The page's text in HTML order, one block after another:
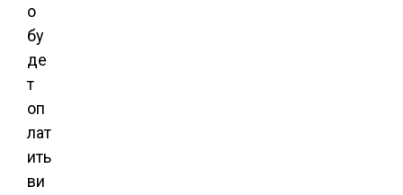
о
бу
де
т
оп
лат
ить
ви